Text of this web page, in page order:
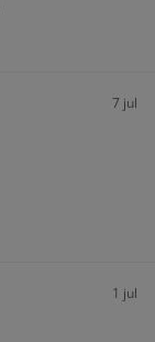
7 jul
1 jul